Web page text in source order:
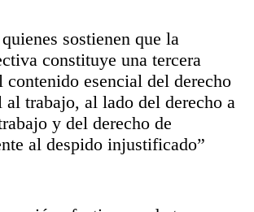
sostienen que la
constituye una tercera
contenido esencial del derecho
trabajo, al lado del derecho a
y del derecho de
al despido injustificado”